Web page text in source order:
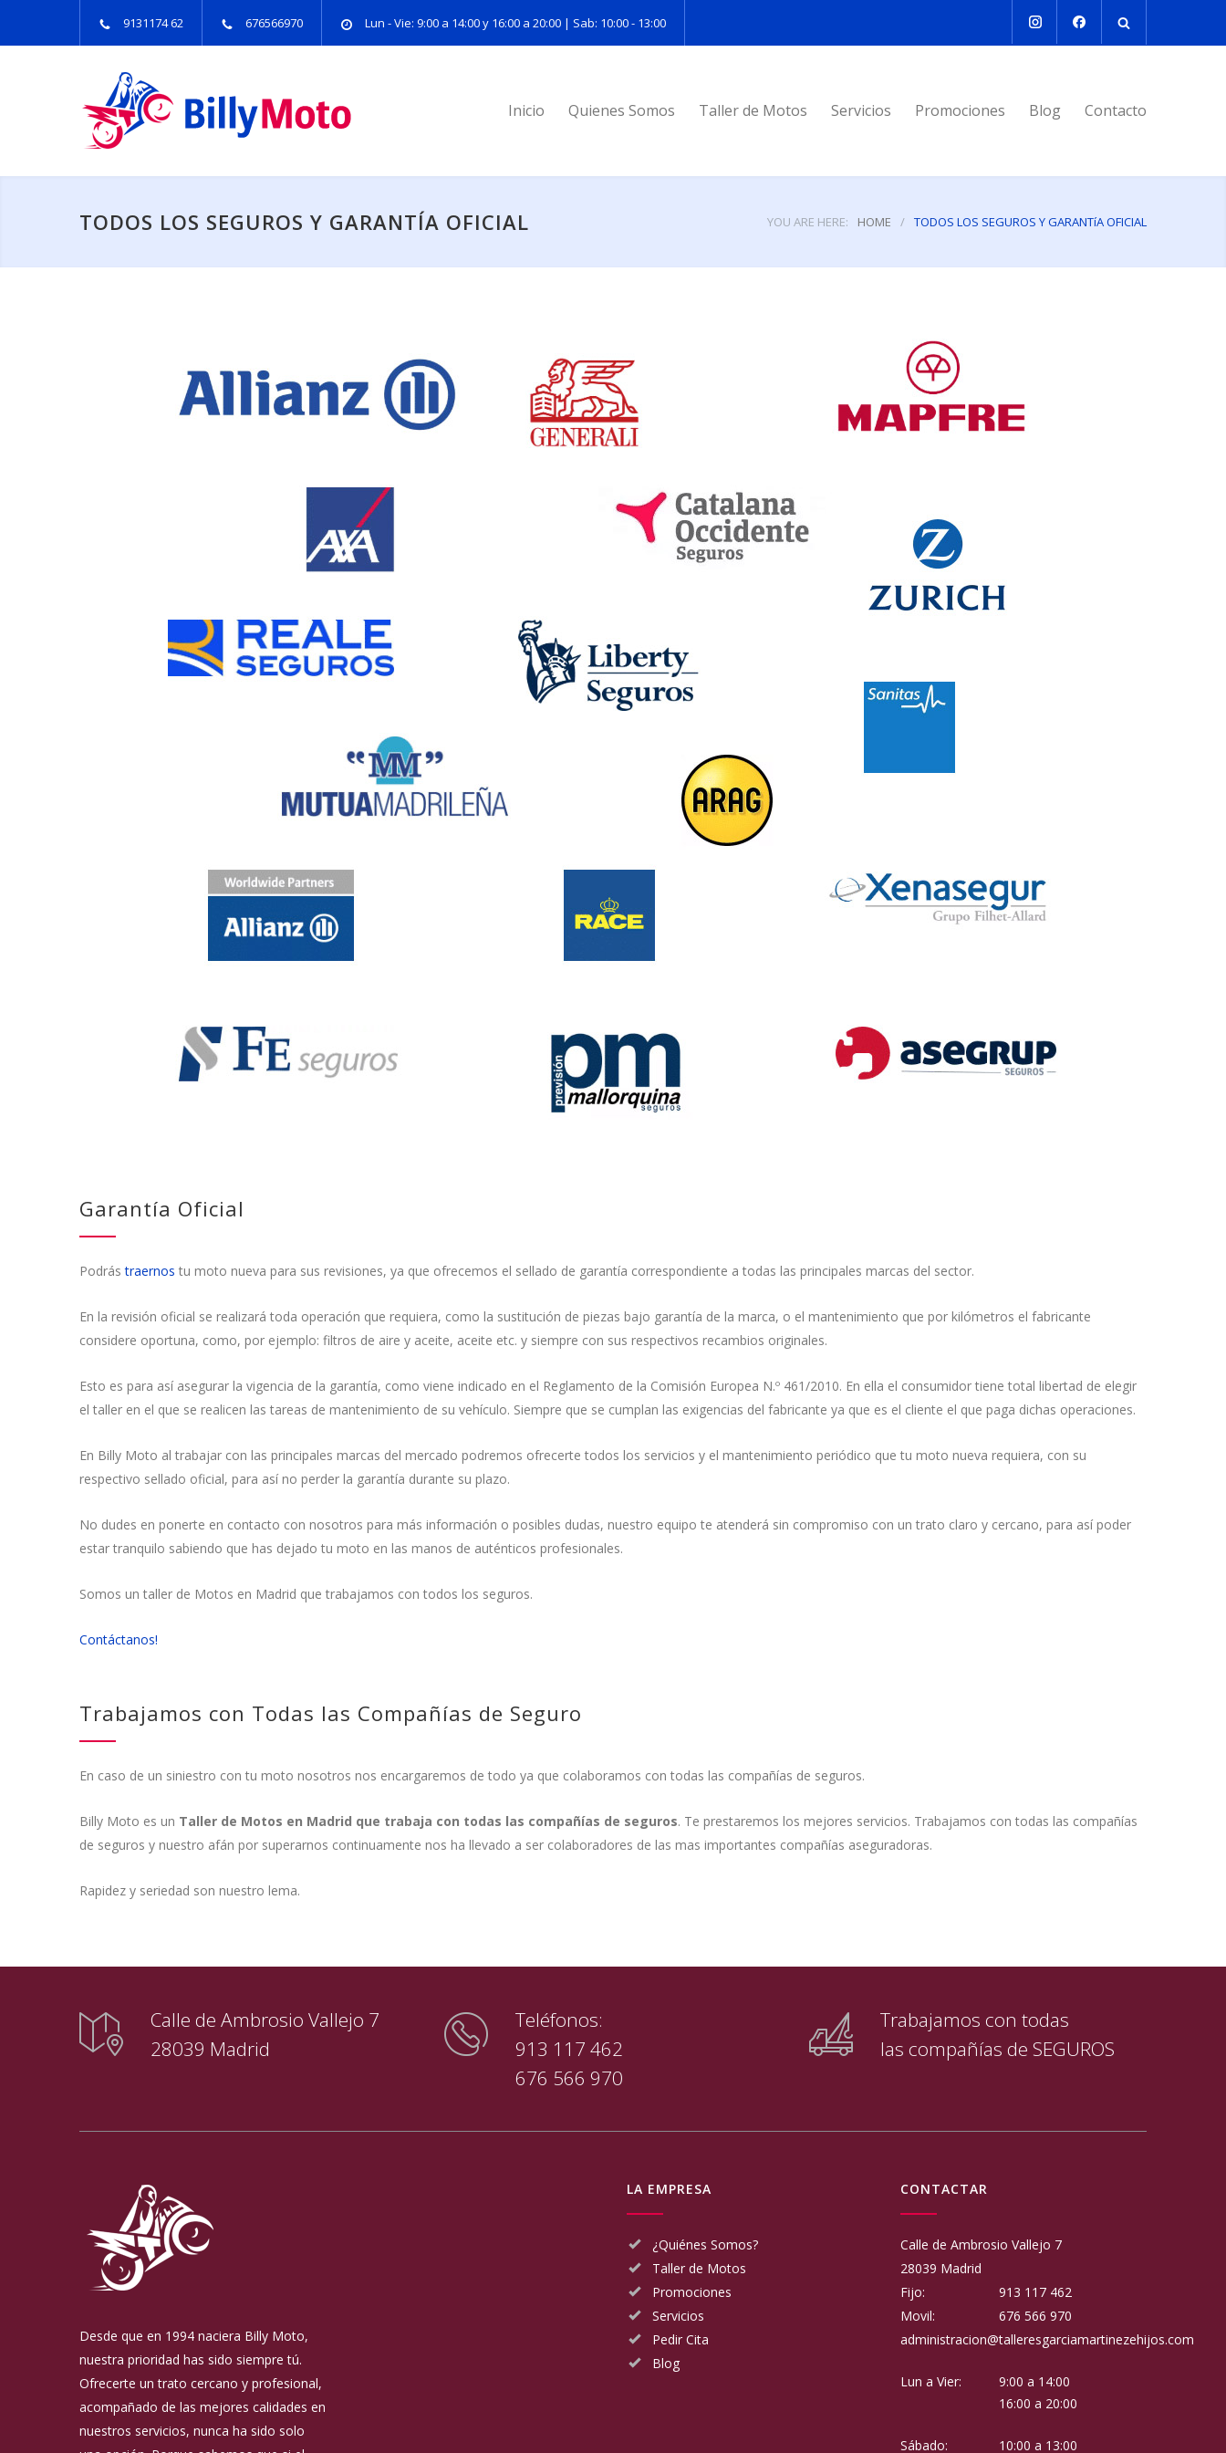
9131174 62 676566970 Lun - Vie: 9:00 a 14:00 y 16:00 a 20:00 | Sab: 10:00 - 13:00
Inicio Quienes Somos Taller de Motos Servicios Promociones Blog Contacto
TODOS LOS SEGUROS Y GARANTÍA OFICIAL YOU ARE HERE: HOME / TODOS LOS SEGUROS Y GARANTíA OFICIAL
Garantía Oficial
Podrástraernos tu moto nueva para sus revisiones, ya que ofrecemos el sellado de garantía correspondiente a todas las principales marcas del sector.
En la revisión oficial se realizará toda operación que requiera, como la sustitución de piezas bajo garantía de la marca, o el mantenimiento que por kilómetros el fabricante
considere oportuna, como, por ejemplo: filtros de aire y aceite, aceite etc. y siempre con sus respectivos recambios originales.
Esto es para así asegurar la vigencia de la garantía, como viene indicado en el Reglamento de la Comisión Europea N.º 461/2010. En ella el consumidor tiene total libertad de elegir
el taller en el que se realicen las tareas de mantenimiento de su vehículo. Siempre que se cumplan las exigencias del fabricante ya que es el cliente el que paga dichas operaciones.
En Billy Moto al trabajar con las principales marcas del mercado podremos ofrecerte todos los servicios y el mantenimiento periódico que tu moto nueva requiera, con su
respectivo sellado oficial, para así no perder la garantía durante su plazo.
No dudes en ponerte en contacto con nosotros para más información o posibles dudas, nuestro equipo te atenderá sin compromiso con un trato claro y cercano, para así poder
estar tranquilo sabiendo que has dejado tu moto en las manos de auténticos profesionales.
Somos un taller de Motos en Madrid que trabajamos con todos los seguros.
Contáctanos!
Trabajamos con Todas las Compañías de Seguro
En caso de un siniestro con tu moto nosotros nos encargaremos de todo ya que colaboramos con todas las compañías de seguros.
Billy Moto es un Taller de Motos en Madrid que trabaja con todas las compañías de seguros. Te prestaremos los mejores servicios. Trabajamos con todas las compañías
de seguros y nuestro afán por superarnos continuamente nos ha llevado a ser colaboradores de las mas importantes compañías aseguradoras.
Rapidez y seriedad son nuestro lema.
Calle de Ambrosio Vallejo 7
28039 Madrid
Teléfonos:
913 117 462
676 566 970
Trabajamos con todas
las compañías de SEGUROS
Desde que en 1994 naciera Billy Moto,
nuestra prioridad has sido siempre tú.
Ofrecerte un trato cercano y profesional,
acompañado de las mejores calidades en
nuestros servicios, nunca ha sido solo
LA EMPRESA
¿Quiénes Somos?
Taller de Motos
Promociones
Servicios
Pedir Cita
Blog
CONTACTAR
Calle de Ambrosio Vallejo 7
28039 Madrid
Fijo:
913 117 462
Movil:
676 566 970
administracion@talleresgarciamartinezehijos.com
Lun a Vier:
9:00 a 14:00
16:00 a 20:00
Sábado: 10:00 a 13:00